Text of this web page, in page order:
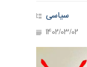
سیاسی
1402/03/02